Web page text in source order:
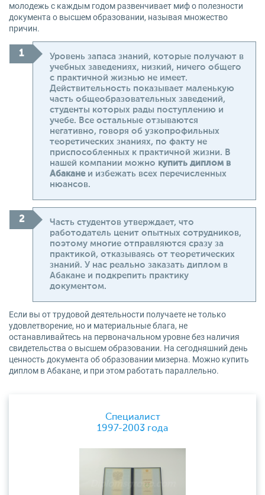
молодежь с каждым годом развенчивает миф о полезности
документа о высшем образовании, называя множество
причин.
Уровень запаса знаний, которые получают в
учебных заведениях, низкий, ничего общего
с практичной жизнью не имеет.
Действительность показывает маленькую
часть общеобразовательных заведений,
студенты которых рады поступлению и
учебе. Все остальные отзываются
негативно, говоря об узкопрофильных
теоретических знаниях, по факту не
приспособленных к практичной жизни. В
нашей компании можно купить диплом в
Абакане и избежать всех перечисленных
нюансов.
Часть студентов утверждает, что
работодатель ценит опытных сотрудников,
поэтому многие отправляются сразу за
практикой, отказываясь от теоретических
знаний. У нас реально заказать диплом в
Абакане и подкрепить практику
документом.
Если вы от трудовой деятельности получаете не только
удовлетворение, но и материальные блага, не
останавливайтесь на первоначальном уровне без наличия
свидетельства о высшем образовании. На сегодняшний день
ценность документа об образовании мизерна. Можно купить
диплом в Абакане, и при этом работать параллельно.
Специалист
1997-2003 года